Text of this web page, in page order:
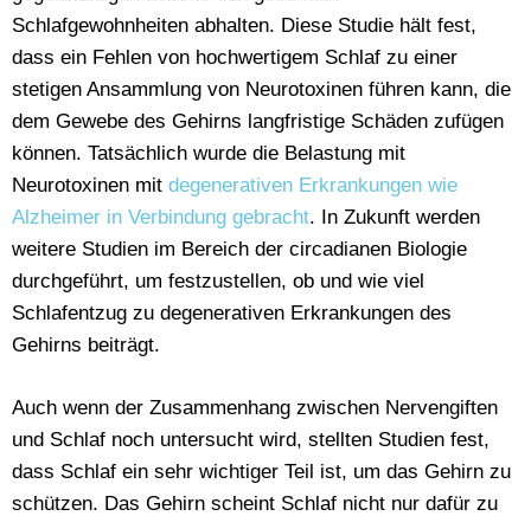
Schlafgewohnheiten abhalten. Diese Studie hält fest,
dass ein Fehlen von hochwertigem Schlaf zu einer
stetigen Ansammlung von Neurotoxinen führen kann, die
dem Gewebe des Gehirns langfristige Schäden zufügen
können. Tatsächlich wurde die Belastung mit
Neurotoxinen mit degenerativen Erkrankungen wie
Alzheimer in Verbindung gebracht. In Zukunft werden
weitere Studien im Bereich der circadianen Biologie
durchgeführt, um festzustellen, ob und wie viel
Schlafentzug zu degenerativen Erkrankungen des
Gehirns beiträgt.
Auch wenn der Zusammenhang zwischen Nervengiften
und Schlaf noch untersucht wird, stellten Studien fest,
dass Schlaf ein sehr wichtiger Teil ist, um das Gehirn zu
schützen. Das Gehirn scheint Schlaf nicht nur dafür zu